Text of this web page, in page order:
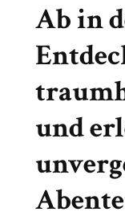
Ab in
und